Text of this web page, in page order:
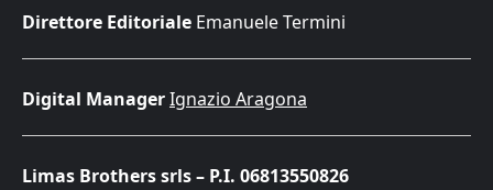
Direttore Editoriale Emanuele Termini
Digital ManagerIgnazio Aragona
Limas Brothers srls – P.I. 06813550826